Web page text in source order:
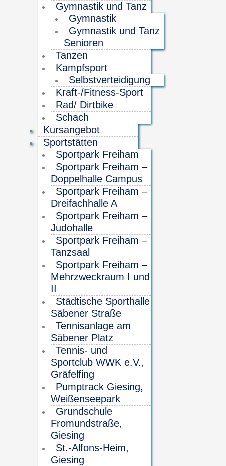
Gymnastik und Tanz
Gymnastik
Gymnastik und Tanz
Senioren
Tanzen
Kampfsport
Selbstverteidigung
Kraft-/Fitness-Sport
Rad/ Dirtbike
Schach
Kursangebot
Sportstätten
Sportpark Freiham
Sportpark Freiham –
Doppelhalle Campus
Sportpark Freiham –
Dreifachhalle A
Sportpark Freiham –
Judohalle
Sportpark Freiham –
Tanzsaal
Sportpark Freiham –
Mehrzweckraum I und
II
Städtische Sporthalle
Säbener Straße
Tennisanlage am
Säbener Platz
Tennis- und
Sportclub WWK e.V.,
Gräfelfing
Pumptrack Giesing,
Weißenseepark
Grundschule
Fromundstraße,
Giesing
St.-Alfons-Heim,
Giesing